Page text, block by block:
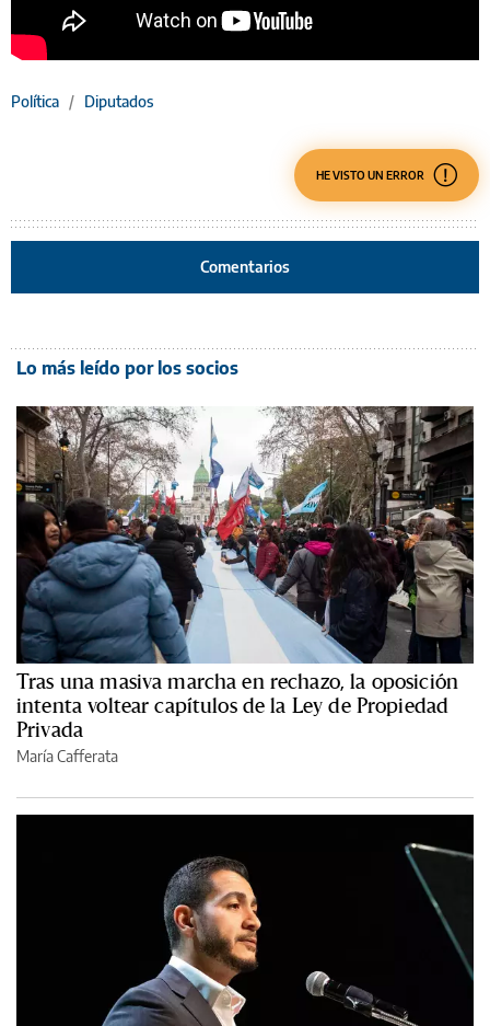
Política / Diputados
HE VISTO UN ERROR
Comentarios
Lo más leído por los socios
Tras una masiva marcha en rechazo, la oposición
intenta voltear capítulos de la Ley de Propiedad
Privada
María Cafferata